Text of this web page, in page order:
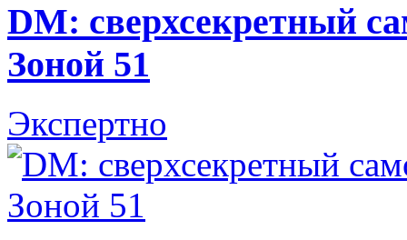
DM: сверхсекретный
Зоной 51
Экспертно